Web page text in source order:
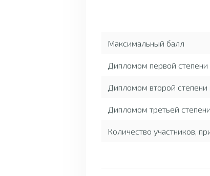
Максимальный балл
Дипломом первой степени
Дипломом второй степени
Дипломом третьей
Количество участников,